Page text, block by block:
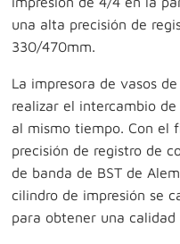
una alta precisión de
330/470mm.
La impresora de vasos
realizar el intercambio
al mismo tiempo. Con el
precisión de registro de
de banda de BST de
cilindro de impresión se
para obtener una